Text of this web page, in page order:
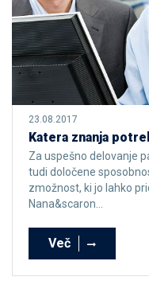
23.08.2017
Katera znanja
Za uspešno delovanje
tudi določene
zmožnost, ki jo lahko
Nana&scaron...
Več